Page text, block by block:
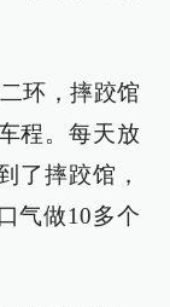
环，摔跤馆
程。每天放
了摔跤馆，
气做10多个